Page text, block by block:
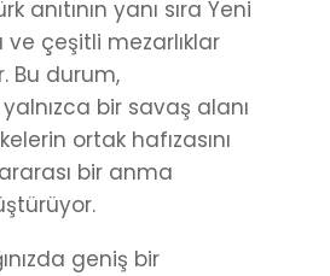
anıtının yanı sıra Yeni
ve çeşitli mezarlıklar
Bu durum,
yalnızca bir savaş alanı
ortak hafızasını
bir anma
geniş bir